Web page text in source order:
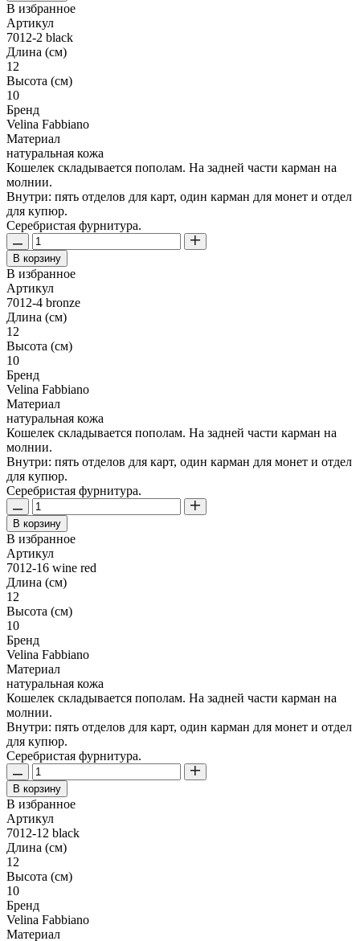
В избранное
Артикул
7012-2 black
Длина (см)
12
Высота (см)
10
Бренд
Velina Fabbiano
Материал
натуральная кожа
Кошелек складывается пополам. На задней части карман на
молнии.
Внутри: пять отделов для карт, один карман для монет и отдел
для купюр.
Серебристая фурнитура.
В корзину
В избранное
Артикул
7012-4 bronze
Длина (см)
12
Высота (см)
10
Бренд
Velina Fabbiano
Материал
натуральная кожа
Кошелек складывается пополам. На задней части карман на
молнии.
Внутри: пять отделов для карт, один карман для монет и отдел
для купюр.
Серебристая фурнитура.
В корзину
В избранное
Артикул
7012-16 wine red
Длина (см)
12
Высота (см)
10
Бренд
Velina Fabbiano
Материал
натуральная кожа
Кошелек складывается пополам. На задней части карман на
молнии.
Внутри: пять отделов для карт, один карман для монет и отдел
для купюр.
Серебристая фурнитура.
В корзину
В избранное
Артикул
7012-12 black
Длина (см)
12
Высота (см)
10
Бренд
Velina Fabbiano
Материал